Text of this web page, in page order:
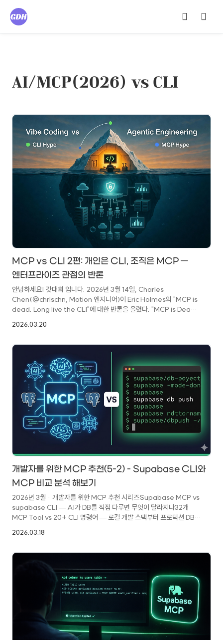
AI/MCP(2026) vs CLI
MCP vs CLI 2편: 개인은 CLI, 조직은 MCP —
엔터프라이즈 관점의 반론
안녕하세요! 갓대희 입니다. 2026년 3월 14일, Charles
Chen(@chrlschn, Motion 엔지니어)이 Eric Holmes의 "MCP is
dead. Long live the CLI"에 대한 반론을 올렸다. "MCP is Dead;
MCP 논쟁 분석에서 Holmes의 주장을 정리했다.이번에는 다른
부분을 짚으며, 특히 엔터프라이즈 맥락에서 MCP가 왜 유효한지를
설명하려 한다.목차들어가며 — "MCP 만세?"기존 글
리마인드Charles Chen의 반론 등장인플루언서 주도 하이프
사이클6개월 전 MCP 열풍, 지금은 CLI ..
2026.03.20
개발자를 위한 MCP 추천(5-2) - Supabase CLI와
MCP 비교 분석 해보기
2026년 3월 · 개발자를 위한 MCP 추천 시리즈Supabase MCP vs
supabase CLI — AI가 DB를 직접 다루면 무엇이 달라지나32개
MCP Tool vs 20+ CLI 명령어 — 로컬 개발 스택부터 프로덕션 DB
이유지난번 Supabase MCP 설치 및 활용 가이드를 작성하면서,
경계가 궁금해졌다. MCP는 AI 에이전트로 원격 DB를 조작하는
도구고, CLI는 로컬 개발 환경과 마이그레이션 파이프라인을 담당한다.
둘은 겹치는 기능도 있지만 역할이 충분히 다르다. 구체적으로 어디서
겹치고 어디서 갈라지는지, 시나리오별로 어느 쪽을 선택해야 ..
2026.03.18